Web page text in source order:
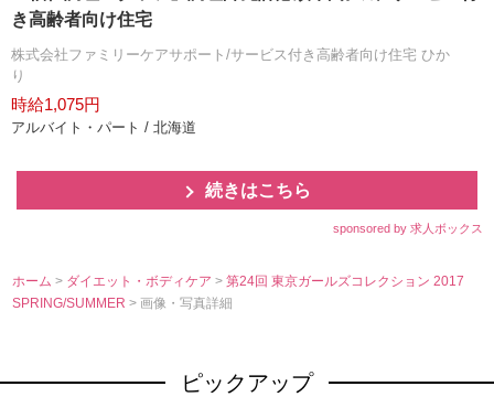
き高齢者向け住宅
株式会社ファミリーケアサポート/サービス付き高齢者向け住宅 ひか
り
時給1,075円
アルバイト・パート / 北海道
続きはこちら
sponsored by 求人ボックス
ホーム > ダイエット・ボディケア>第24回 東京ガールズコレクション 2017
SPRING/SUMMER> 画像・写真詳細
ピックアップ